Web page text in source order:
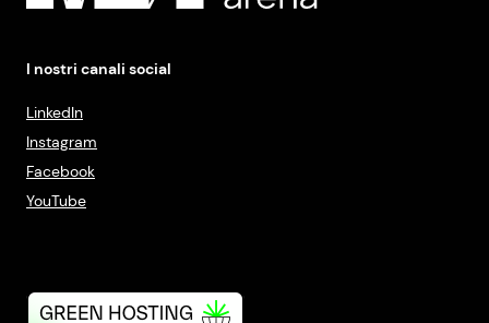
I nostri canali social
LinkedIn
Instagram
Facebook
YouTube